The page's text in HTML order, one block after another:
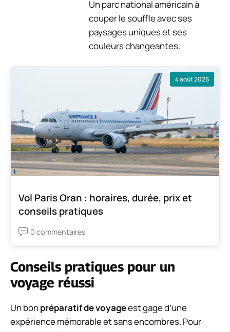
Un parc national américain à
couper le souffle avec ses
paysages uniques et ses
couleurs changeantes.
4 août 2026
Vol Paris Oran : horaires, durée, prix et
conseils pratiques
0 commentaires
Conseils pratiques pour un
voyage réussi
Un bon préparatif de voyageest gage d’une
expérience mémorable et sans encombres. Pour